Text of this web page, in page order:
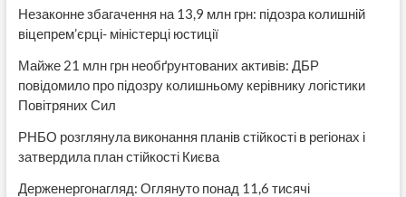
Незаконне збагачення на 13,9 млн грн: підозра колишній
віцепрем’єрці- міністерці юстиції
Майже 21 млн грн необґрунтованих активів: ДБР
повідомило про підозру колишньому керівнику логістики
Повітряних Сил
РНБО розглянула виконання планів стійкості в регіонах і
затвердила план стійкості Києва
Держенергонагляд: Оглянуто понад 11,6 тисячі